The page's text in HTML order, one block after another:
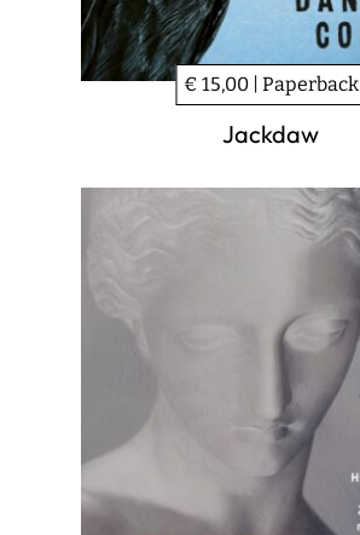
€ 15,00 | Paperback
Jackdaw